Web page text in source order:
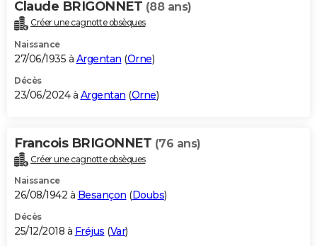
Claude BRIGONNET (88 ans)
Créer une cagnotte obsèques
Naissance
27/06/1935 à Argentan (Orne)
Décès
23/06/2024 à Argentan (Orne)
Francois BRIGONNET (76 ans)
Créer une cagnotte obsèques
Naissance
26/08/1942 à Besançon (Doubs)
Décès
25/12/2018 à Fréjus (Var)